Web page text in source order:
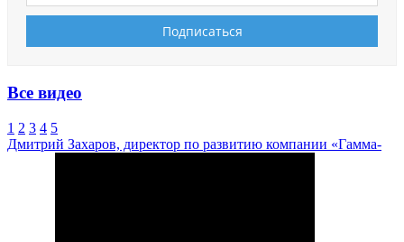
Все видео
1 2 3 4 5
Дмитрий Захаров, директор по развитию компании «Гамма-